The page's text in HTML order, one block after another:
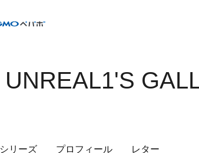
UNREAL1'S
シリーズ プロフィール レター